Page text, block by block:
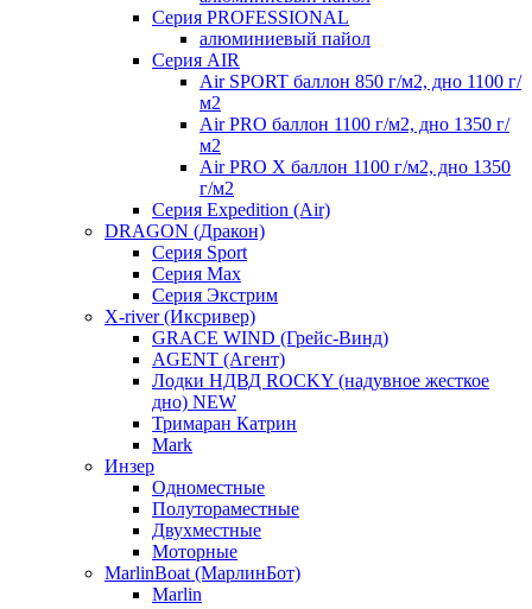
Серия PROFESSIONAL
алюминиевый пайол
Серия AIR
Air SPORT баллон 850 г/м2, дно 1100 г/
м2
Air PRO баллон 1100 г/м2, дно 1350 г/
м2
Air PRO X баллон 1100 г/м2, дно 1350
г/м2
Серия Expedition (Air)
DRAGON (Дракон)
Серия Sport
Серия Max
Серия Экстрим
X-river (Иксривер)
GRACE WIND (Грейс-Винд)
AGENT (Агент)
Лодки НДВД ROCKY (надувное жесткое
дно) NEW
Тримаран Катрин
Mark
Инзер
Одноместные
Полутораместные
Двухместные
Моторные
MarlinBoat (МарлинБот)
Marlin